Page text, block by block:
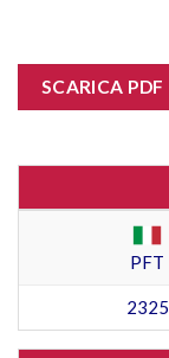
SCARICA PDF
PFT
2325